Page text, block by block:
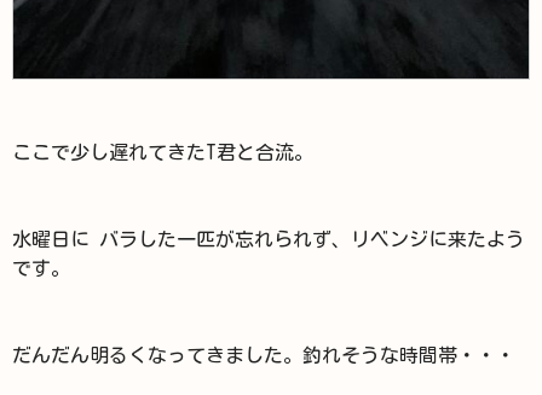
ここで少し遅れてきたT君と合流。
水曜日に バラした一匹が忘れられず、リベンジに来たよう
です。
だんだん明るくなってきました。釣れそうな時間帯・・・